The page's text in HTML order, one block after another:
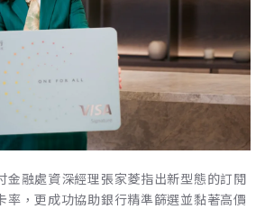
金融處資深經理張家菱指出新型態的訂閱
率，更成功協助銀行精準篩選並黏著高價